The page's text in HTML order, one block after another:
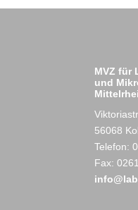
MVZ für
und
56068
Telefon:
Fax: